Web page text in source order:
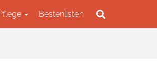
Bestenlisten